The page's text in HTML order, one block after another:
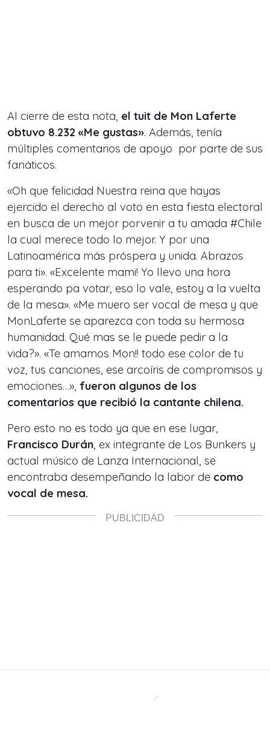
Al cierre de esta nota, el tuit de Mon Laferte
obtuvo 8.232 «Me gustas». Además, tenía
múltiples comentarios de apoyo por parte de sus
fanáticos.
«Oh que felicidad Nuestra reina que hayas
ejercido el derecho al voto en esta fiesta electoral
en busca de un mejor porvenir a tu amada #Chile
la cual merece todo lo mejor. Y por una
Latinoamérica más próspera y unida. Abrazos
para ti». «Excelente mami! Yo llevo una hora
esperando pa votar, eso lo vale, estoy a la vuelta
de la mesa». «Me muero ser vocal de mesa y que
MonLaferte se aparezca con toda su hermosa
humanidad. Qué mas se le puede pedir a la
vida?». «Te amamos Mon!! todo ese color de tu
voz, tus canciones, ese arcoíris de compromisos y
emociones…», fueron algunos de los
comentarios que recibió la cantante chilena.
Pero esto no es todo ya que en ese lugar,
Francisco Durán , ex integrante de Los Bunkers y
actual músico de Lanza Internacional, se
encontraba desempeñando la labor de como
vocal de mesa.